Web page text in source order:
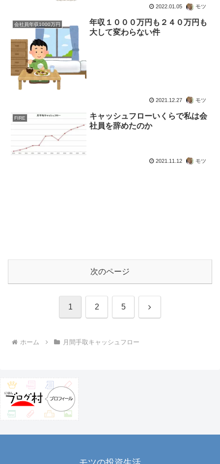
2022.01.05 モツ
会社員年収1000万円
年収１０００万円も２４０万円も
大して変わらない件
2021.12.27 モツ
FIRE
キャッシュフローいくらで私は会
社員を辞めたのか
2021.11.12 モツ
次のページ
1 2 5 次
ホーム 月間手取キャッシュフロー